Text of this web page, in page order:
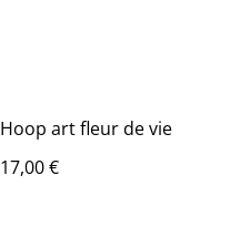
Hoop art fleur de vie
17,00 €